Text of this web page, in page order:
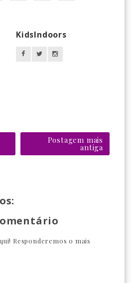
KidsIndoors
Postagem mais
antiga
Responderemos o mais